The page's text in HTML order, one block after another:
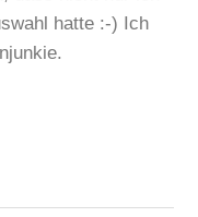
hatte :-) Ich